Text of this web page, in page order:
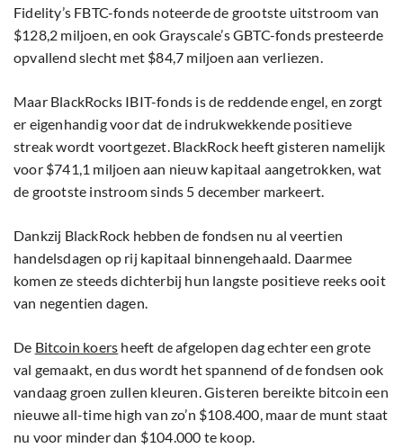
Fidelity’s FBTC-fonds noteerde de grootste uitstroom van
$128,2 miljoen, en ook Grayscale’s GBTC-fonds presteerde
opvallend slecht met $84,7 miljoen aan verliezen.
Maar BlackRocks IBIT-fonds is de reddende engel, en zorgt
er eigenhandig voor dat de indrukwekkende positieve
streak wordt voortgezet. BlackRock heeft gisteren namelijk
voor $741,1 miljoen aan nieuw kapitaal aangetrokken, wat
de grootste instroom sinds 5 december markeert.
Dankzij BlackRock hebben de fondsen nu al veertien
handelsdagen op rij kapitaal binnengehaald. Daarmee
komen ze steeds dichterbij hun langste positieve reeks ooit
van negentien dagen.
De Bitcoin koers heeft de afgelopen dag echter een grote
val gemaakt, en dus wordt het spannend of de fondsen ook
vandaag groen zullen kleuren. Gisteren bereikte bitcoin een
nieuwe all-time high van zo’n $108.400, maar de munt staat
nu voor minder dan $104.000 te koop.